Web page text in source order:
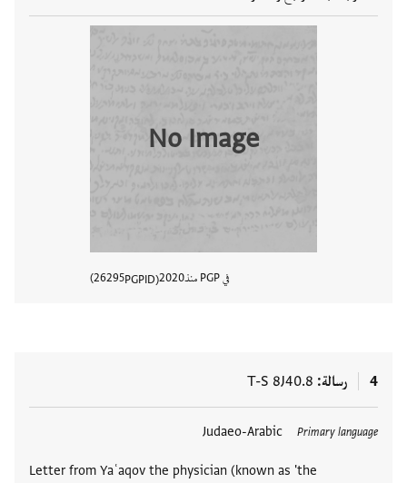
No Image
في PGP منذ 2020
PGPID
26295
4 رسالة T-S 8J40.8
Primary language
Judaeo-Arabic
Letter from Yaʿaqov the physician (known as 'the
العلامات